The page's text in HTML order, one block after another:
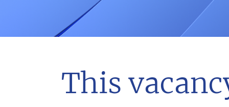
This
in assets under management, Colliers remains committed
success of our clients, investors, and people worldwide.